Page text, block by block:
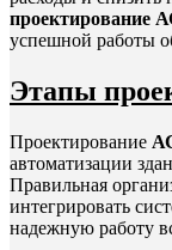
проектирование
успешной работы
Этапы
Проектирование
автоматизации
Правильная
интегрировать
надежную работу